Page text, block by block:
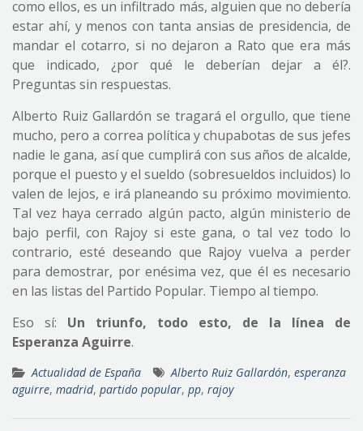
como ellos, es un infiltrado más, alguien que no debería
estar ahí, y menos con tanta ansias de presidencia, de
mandar el cotarro, si no dejaron a Rato que era más
que indicado, ¿por qué le deberían dejar a él?.
Preguntas sin respuestas.
Alberto Ruiz Gallardón se tragará el orgullo, que tiene
mucho, pero a correa política y chupabotas de sus jefes
nadie le gana, así que cumplirá con sus años de alcalde,
porque el puesto y el sueldo (sobresueldos incluidos) lo
valen de lejos, e irá planeando su próximo movimiento.
Tal vez haya cerrado algún pacto, algún ministerio de
bajo perfil, con Rajoy si este gana, o tal vez todo lo
contrario, esté deseando que Rajoy vuelva a perder
para demostrar, por enésima vez, que él es necesario
en las listas del Partido Popular. Tiempo al tiempo.
Eso sí: Un triunfo, todo esto, de la línea de
Esperanza Aguirre.
Actualidad de España Alberto Ruiz Gallardón, esperanza
aguirre, madrid, partido popular, pp, rajoy